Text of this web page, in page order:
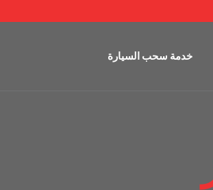
خدمة سحب السيارة